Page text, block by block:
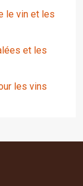
le vin et les
et les
les vins